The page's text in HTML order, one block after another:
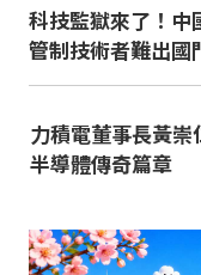
科技監獄來了！
管制技術者難出國
力積電董事長黃
半導體傳奇篇章